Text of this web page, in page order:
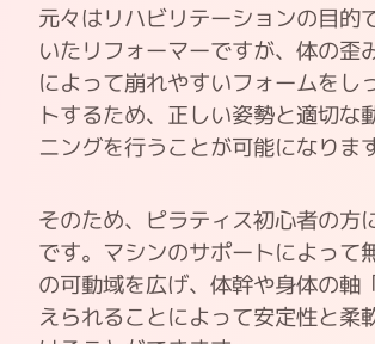
元々はリハビリテーションの目的
いたリフォーマーですが、体の歪
によって崩れやすいフォームをし
トするため、正しい姿勢と適切な
ニングを行うことが可能になりま
そのため、ピラティス初心者の方
です。マシンのサポートによって
の可動域を広げ、体幹や身体の軸
えられることによって安定性と柔